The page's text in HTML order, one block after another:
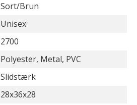
Sort/Brun
Unisex
2700
Polyester, Metal, PVC
Slidstærk
28x36x28